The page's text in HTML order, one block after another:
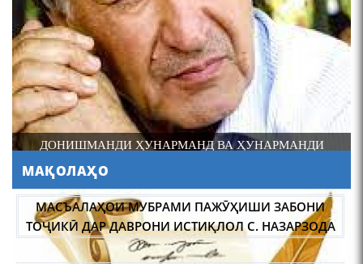
Осорхонаи Мирзо
Турсунзода Каратог
110 солагии шоири халқии
Тоҷикистон Мирзо
Турсунзода / Mirzo
Tursunzoda
САРНАВИШТИ ЯК ХАЛҚ САДРИДДИН АЙНӢ
МАҚОЛАҲО
МАСЪАЛАҲОИ МУБРАМИ ПАЖӮҲИШИ ЗАБОНИ
ТОҶИКӢ ДАР ДАВРОНИ ИСТИҚЛОЛ С. НАЗАРЗОДА
ҶОЙГОҲИ ЗАН ДАР ЗАРБУЛМАСАЛ ВА МАҚОЛҲОИ